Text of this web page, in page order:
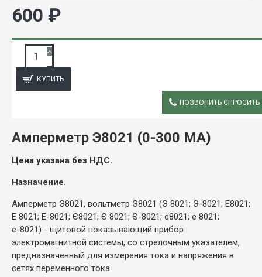
600 ₽
КУПИТЬ
ПОЗВОНИТЬ СПРОСИТЬ
Амперметр Э8021 (0-300 МА)
Цена указана без НДС.
Назначение.
Амперметр Э8021, вольтметр Э8021 (Э 8021; Э-8021; Е8021;
Е 8021; Е-8021; Є8021; Є 8021; Є-8021; е8021; е 8021;
е-8021) - щитовой показывающий прибор
электромагнитной системы, со стрелочным указателем,
предназначенный для измерения тока и напряжения в
сетях переменного тока.